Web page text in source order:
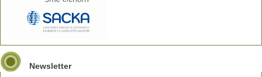
Newsletter